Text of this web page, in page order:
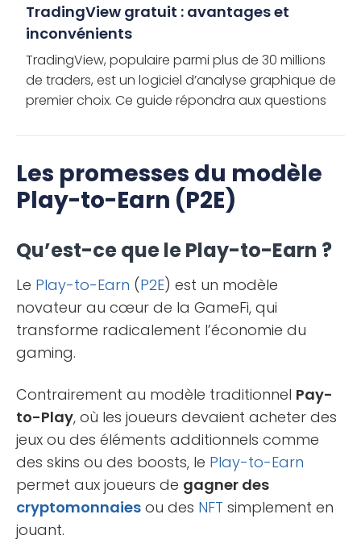
TradingView gratuit : avantages et
inconvénients
TradingView, populaire parmi plus de 30 millions
de traders, est un logiciel d’analyse graphique de
premier choix. Ce guide répondra aux questions
Les promesses du modèle
Play-to-Earn (P2E)
Qu’est-ce que le Play-to-Earn ?
Le Play-to-Earn (P2E) est un modèle
novateur au cœur de la GameFi, qui
transforme radicalement l’économie du
gaming.
Contrairement au modèle traditionnel Pay-
to-Play, où les joueurs devaient acheter des
jeux ou des éléments additionnels comme
des skins ou des boosts, le Play-to-Earn
permet aux joueurs de gagner des
cryptomonnaies ou des NFT simplement en
jouant.